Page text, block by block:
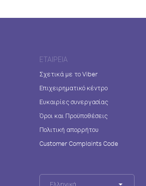
ΕΤΑΙΡΕΊΑ
Σχετικά με το Viber
Επιχειρηματικό κέντρο
Ευκαιρίες συνεργασίας
Όροι και Προϋποθέσεις
Πολιτική απορρήτου
Customer Complaints Code
Ελληνικά